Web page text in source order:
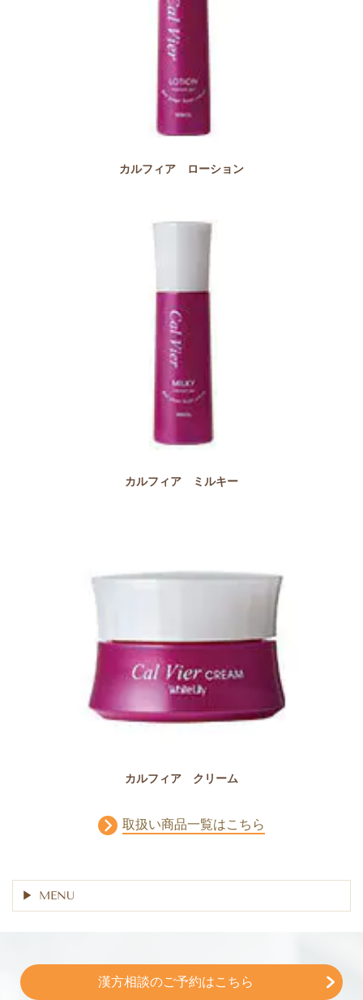
カルフィア ローション
カルフィア ミルキー
カルフィア クリーム
取扱い商品一覧はこちら
MENU
漢方相談のご予約はこちら